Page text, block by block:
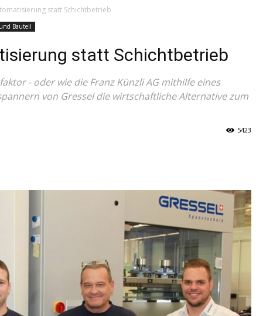
statt Schichtbetrieb
Bauteil
statt Schichtbetrieb
- oder wie die Franz Künzli AG mithilfe eines
von Gressel die wirtschaftliche Alternative zum
5423